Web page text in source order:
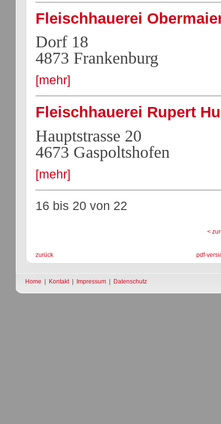
Fleischhauerei
Dorf 18
4873 Frankenburg
[mehr]
Fleischhauerei Rupert
Hauptstrasse 20
4673 Gaspoltshofen
[mehr]
16 bis 20 von 22
<
zurück pdf-
Home | Kontakt| Impressum | Datenschutz